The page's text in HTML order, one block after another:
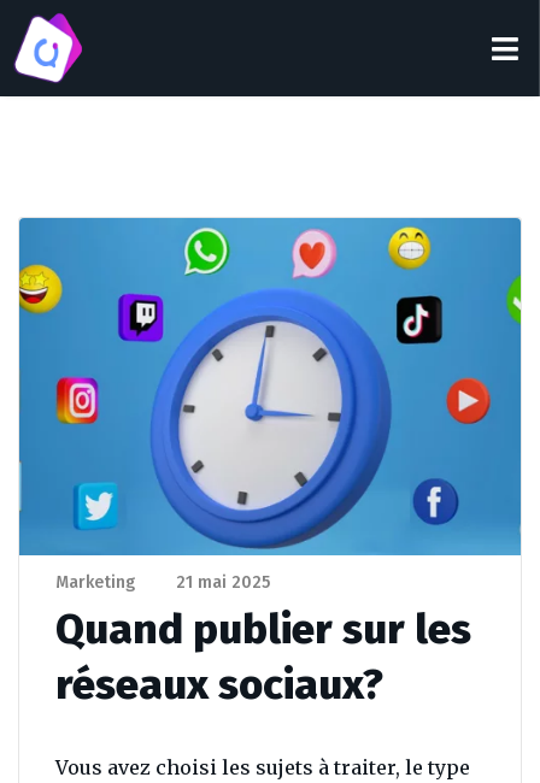
Marketing 21 mai 2025
Quand publier sur les
réseaux sociaux?
Vous avez choisi les sujets à traiter, le type